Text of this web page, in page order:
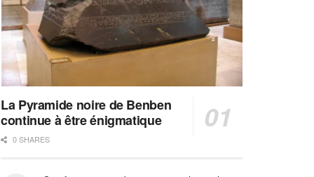
La Pyramide noire de Benben
continue à être énigmatique
0 SHARES